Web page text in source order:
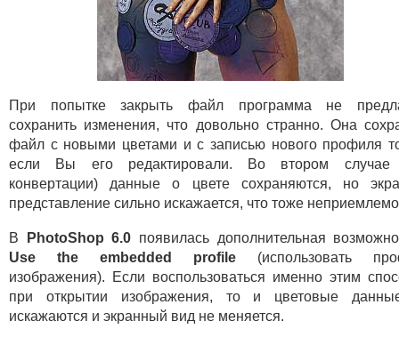
При попытке закрыть файл программа не
сохранить изменения, что довольно странно. Она
файл с новыми цветами и с записью нового профиля
если Вы его редактировали. Во втором случае
конвертации) данные о цвете сохраняются, но
представление сильно искажается, что тоже
В PhotoShop 6.0 появилась дополнительная
Use the embedded profile (использовать
изображения). Если воспользоваться именно этим
при открытии изображения, то и цветовые
искажаются и экранный вид не меняется.